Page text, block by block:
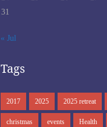
31
« Jul
Tags
2017 2025 2025 retreat
christmas events Health